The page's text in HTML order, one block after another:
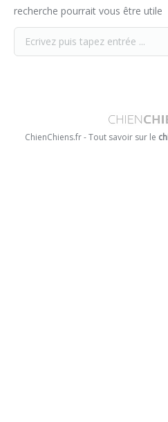
recherche pourrait vous être utile
ChienChiens.fr - Tout savoir sur le